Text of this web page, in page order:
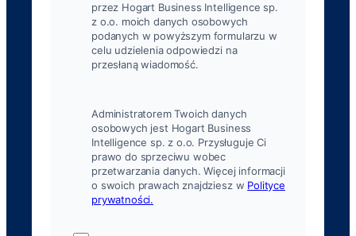
przez Hogart Business Intelligence sp.
z o.o. moich danych osobowych
podanych w powyższym formularzu w
celu udzielenia odpowiedzi na
przesłaną wiadomość.
Administratorem Twoich danych
osobowych jest Hogart Business
Intelligence sp. z o.o. Przysługuje Ci
prawo do sprzeciwu wobec
przetwarzania danych. Więcej informacji
o swoich prawach znajdziesz w Polityce
prywatności.